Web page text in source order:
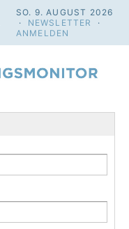
SO. 9. AUGUST 2026
· NEWSLETTER
·
ANMELDEN